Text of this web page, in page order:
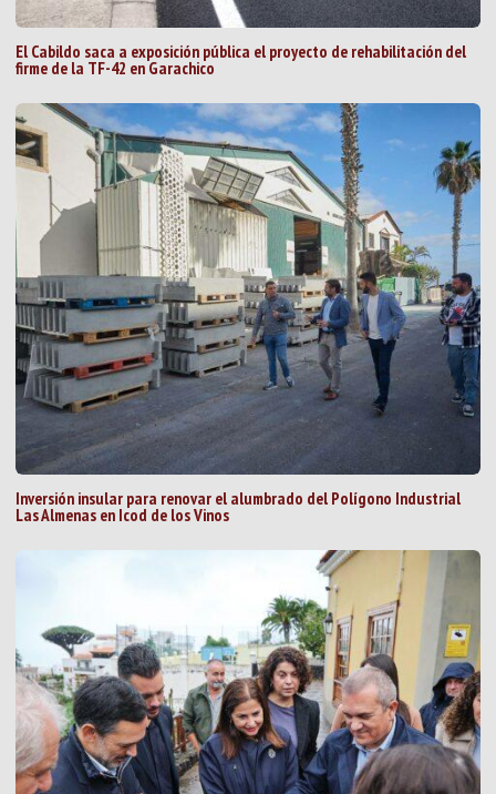
El Cabildo saca a exposición pública el proyecto de rehabilitación del
firme de la TF-42 en Garachico
Inversión insular para renovar el alumbrado del Polígono Industrial
Las Almenas en Icod de los Vinos